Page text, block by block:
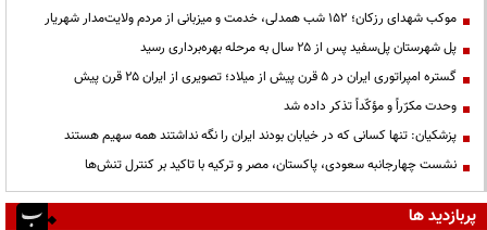
موکب شهدای رزکان؛ ۱۵۲ شب همدلی، خدمت و میزبانی از مردم ولایت‌مدار شهریار
پل شهرستان پل‌سفید پس از ۲۵ سال به مرحله بهره‌برداری رسید
گستره امپراتوری ایران در ۵ قرن پیش از میلاد؛ تصویری از ایران ۲۵ قرن پیش
وحدت مکرّراً و مؤکّداً تذکر داده شد
پزشکیان: تنها کسانی که در خیابان بودند ایران را نگه نداشتند همه سهیم هستند
نشست چهارجانبه سعودی، پاکستان، مصر و ترکیه با تاکید بر کنترل تنش‌ها
پربازدید ها